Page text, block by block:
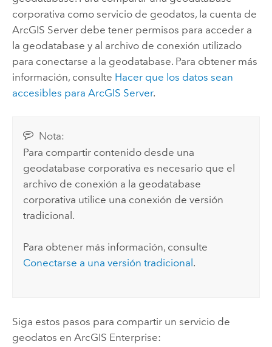
corporativa como servicio de geodatos, la cuenta de
ArcGIS Serverdebe tener permisos para acceder a
la geodatabase y al archivo de conexión utilizado
para conectarse a la geodatabase. Para obtener más
información, consulte Hacer que los datos sean
accesibles para ArcGIS Server.
Nota:
Para compartir contenido desde una
geodatabase corporativa es necesario que el
archivo de conexión a la geodatabase
corporativa utilice una conexión de versión
tradicional.
Para obtener más información, consulte
Conectarse a una versión tradicional .
Siga estos pasos para compartir un servicio de
geodatos en ArcGIS Enterprise: